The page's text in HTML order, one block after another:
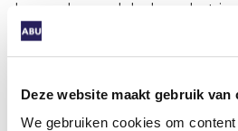
Deze website maakt gebruik van
We gebruiken cookies om
banen kan ook helpen het
te verbeteren.” Ootes: “De
hopelijk zorgen voor meer
onderwerp ook qua
tools stevig verankeren in